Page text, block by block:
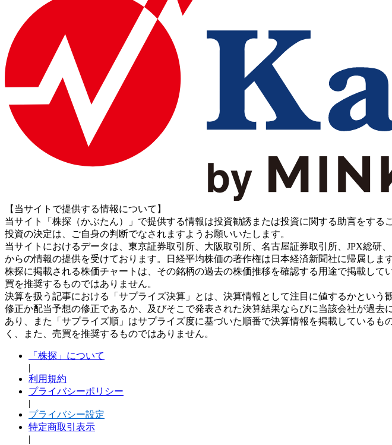
【当サイトで提供する情報について】
当サイト「株探（かぶたん）」で提供する情報は投資勧誘または投資に関する助言をする
投資の決定は、ご自身の判断でなされますようお願いいたします。
当サイトにおけるデータは、東京証券取引所、大阪取引所、名古屋証券取引所、JPX総研
からの情報の提供を受けております。日経平均株価の著作権は日本経済新聞社に帰属します
株探に掲載される株価チャートは、その銘柄の過去の株価推移を確認する用途で掲載し
買を推奨するものではありません。
決算を扱う記事における「サプライズ決算」とは、決算情報として注目に値するかとい
修正か配当予想の修正であるか、及びそこで発表された決算結果ならびに当該会社が過
あり、また「サプライズ順」はサプライズ度に基づいた順番で決算情報を掲載している
く、また、売買を推奨するものではありません。
「株探」について
|
利用規約
プライバシーポリシー
|
プライバシー設定
特定商取引表示
|